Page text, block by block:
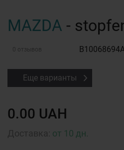
MAZDA -
0 отзывов
Еще варианты
0.00 UAH
от 10 дн.